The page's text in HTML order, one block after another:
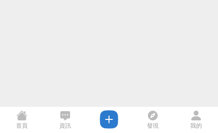
首頁 資訊 發現 我的